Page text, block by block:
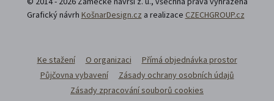
Grafický návrh KošnarDesign.cz a realizace CZECHGROUP.cz
Ke stažení O organizaci
Přímá objednávka prostor
Půjčovna vybavení
Zásady ochrany osobních údajů
Zásady zpracování souborů cookies